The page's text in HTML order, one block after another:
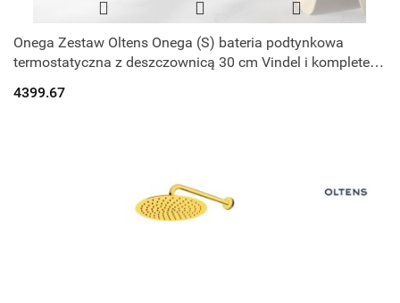
Onega Zestaw Oltens Onega (S) bateria podtynkowa
termostatyczna z deszczownicą 30 cm Vindel i kompletem
4399.67